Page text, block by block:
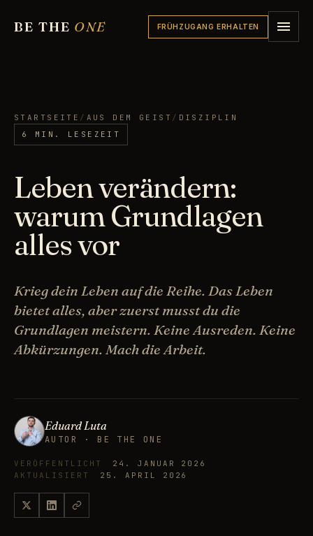
BE THE ONE FRÜHZUGANG ERHALTEN
STARTSEITE / AUS DEM GEIST / DISZIPLIN
6 MIN. LESEZEIT
Leben verändern:
warum Grundlagen
alles vor
Krieg dein Leben auf die Reihe. Das Leben
bietet alles, aber zuerst musst du die
Grundlagen meistern. Keine Ausreden. Keine
Abkürzungen. Mach die Arbeit.
Eduard Luta
AUTOR · BE THE ONE
VERÖFFENTLICHT
24. JANUAR 2026
AKTUALISIERT
25. APRIL 2026